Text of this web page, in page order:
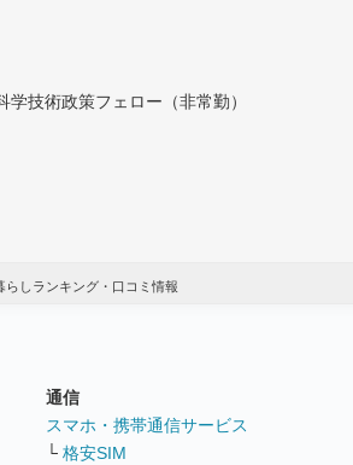
技術政策フェロー（非常勤）
しランキング・口コミ情報
通信
スマホ・携帯通信サービス
└ 格安SIM